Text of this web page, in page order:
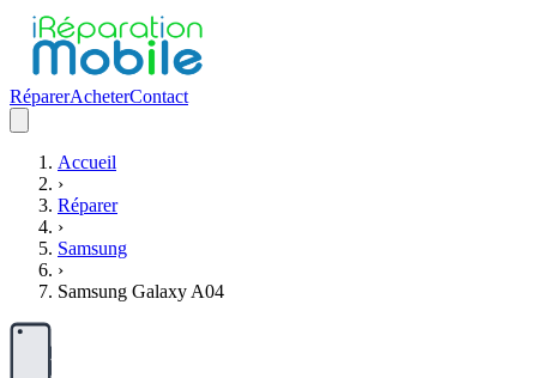
RéparerAcheterContact
Accueil
›
Réparer
›
Samsung
›
Samsung Galaxy A04